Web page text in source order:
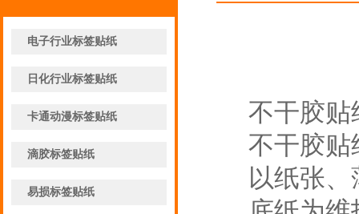
电子行业标签贴纸
日化行业标签贴纸
卡通动漫标签贴纸
滴胶标签贴纸
易损标签贴纸
不干胶贴
不干胶贴
以纸张